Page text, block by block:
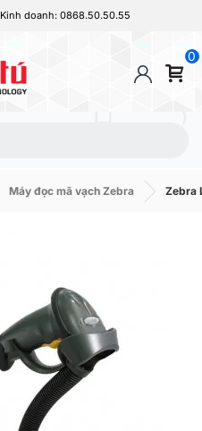
Kinh doanh: 0868.50.50.55
0
Máy đọc mã vạch Zebra Zebra